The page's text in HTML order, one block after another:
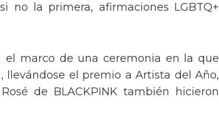
no la primera, afirmaciones LGBTQ+
el marco de una ceremonia en la que
llevándose el premio a Artista del Año,
de BLACKPINK también hicieron